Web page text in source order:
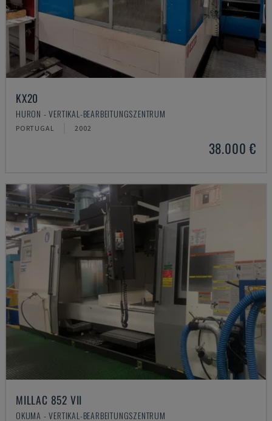
KX20
HURON - VERTIKAL-BEARBEITUNGSZENTRUM
PORTUGAL 2002
38.000 €
MILLAC 852 VII
OKUMA - VERTIKAL-BEARBEITUNGSZENTRUM